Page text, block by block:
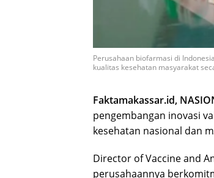
Perusahaan biofarmasi di
kualitas kesehatan masyarakat
Faktamakassar.id,
pengembangan inovasi
kesehatan nasional dan
Director of Vaccine and
perusahaannya